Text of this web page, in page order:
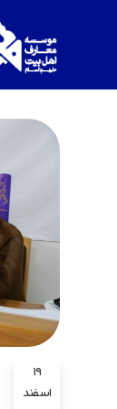
19
اسفند